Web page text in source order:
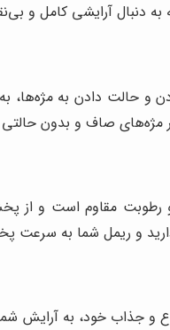
به دنبال آرایشی کامل و
و حالت دادن به
صاف و بدون حالتی
رطوبت مقاوم است و از
و ریمل شما به سرعت
و جذاب خود، به آرایش